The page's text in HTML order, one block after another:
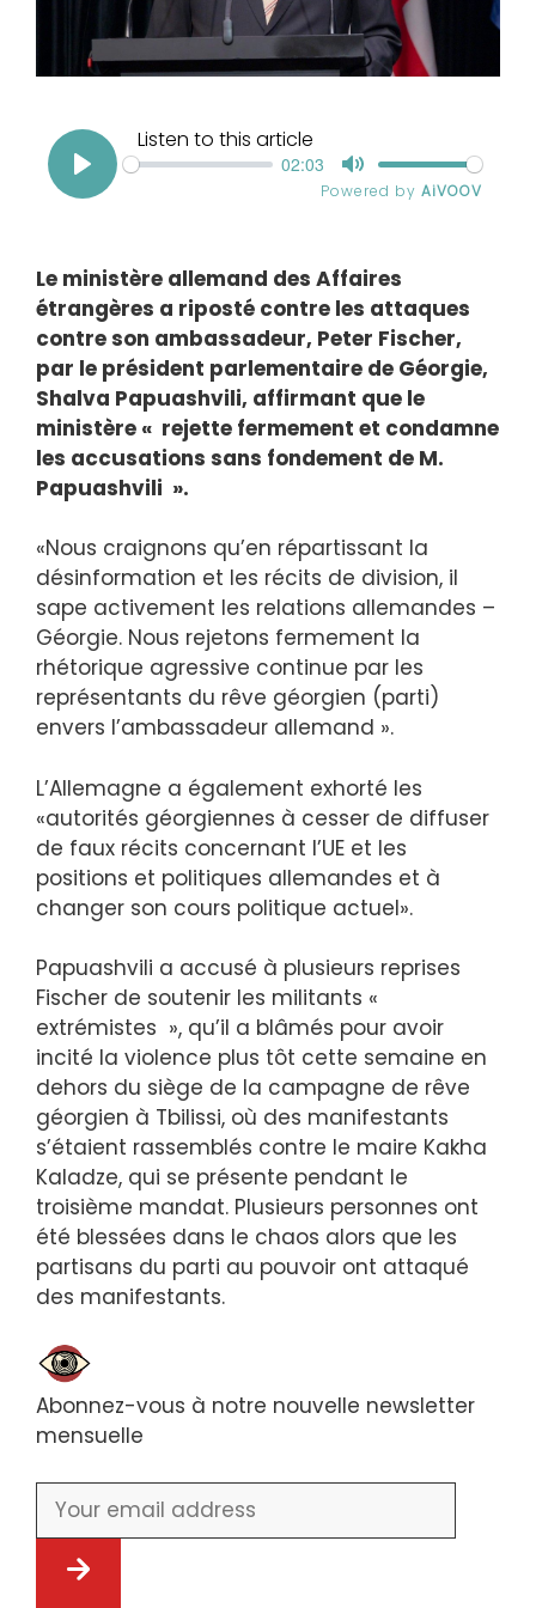
Le ministère allemand des Affaires
étrangères a riposté contre les attaques
contre son ambassadeur, Peter Fischer,
par le président parlementaire de Géorgie,
Shalva Papuashvili, affirmant que le
ministère « rejette fermement et condamne
les accusations sans fondement de M.
Papuashvili ».
«Nous craignons qu’en répartissant la
désinformation et les récits de division, il
sape activement les relations allemandes –
Géorgie. Nous rejetons fermement la
rhétorique agressive continue par les
représentants du rêve géorgien (parti)
envers l’ambassadeur allemand ».
L’Allemagne a également exhorté les
«autorités géorgiennes à cesser de diffuser
de faux récits concernant l’UE et les
positions et politiques allemandes et à
changer son cours politique actuel».
Papuashvili a accusé à plusieurs reprises
Fischer de soutenir les militants «
extrémistes », qu’il a blâmés pour avoir
incité la violence plus tôt cette semaine en
dehors du siège de la campagne de rêve
géorgien à Tbilissi, où des manifestants
s’étaient rassemblés contre le maire Kakha
Kaladze, qui se présente pendant le
troisième mandat. Plusieurs personnes ont
été blessées dans le chaos alors que les
partisans du parti au pouvoir ont attaqué
des manifestants.
Abonnez-vous à notre nouvelle newsletter
mensuelle